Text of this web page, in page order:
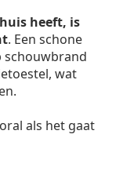
heeft, is
. Een schone
schouwbrand
wat
als het gaat